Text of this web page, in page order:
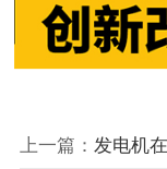
上一篇： 发电机